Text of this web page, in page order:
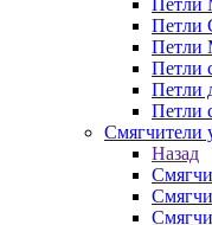
Петли
Петли
Петли
Петли
Петли
Петли
Смягчители
Назад